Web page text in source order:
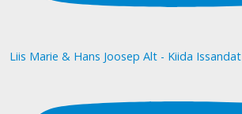
Liis Marie & Hans Joosep Alt - Kiida Issandat